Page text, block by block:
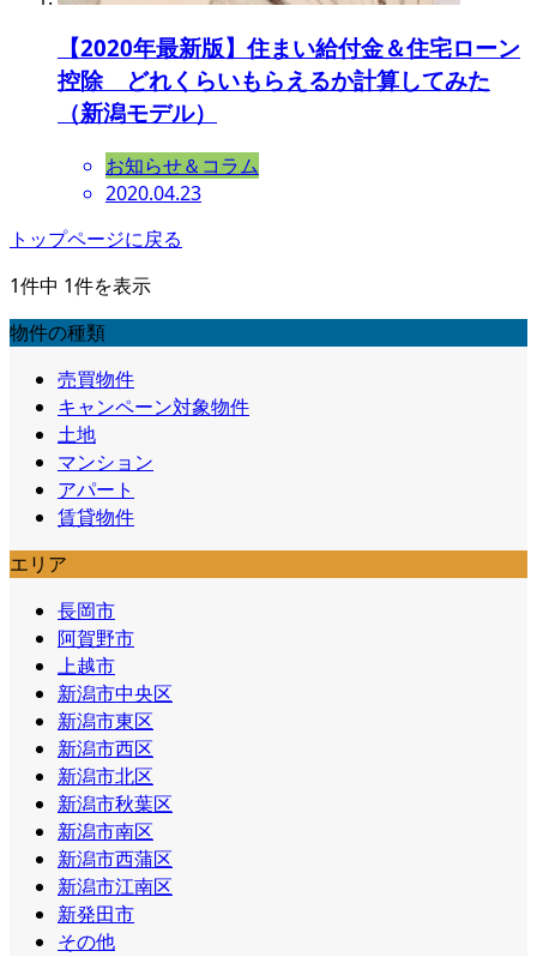
【2020年最新版】住まい給付金＆住宅ローン
控除 どれくらいもらえるか計算してみた
（新潟モデル）
お知らせ＆コラム
2020.04.23
トップページに戻る
1件中 1件を表示
物件の種類
売買物件
キャンペーン対象物件
土地
マンション
アパート
賃貸物件
エリア
長岡市
阿賀野市
上越市
新潟市中央区
新潟市東区
新潟市西区
新潟市北区
新潟市秋葉区
新潟市南区
新潟市西蒲区
新潟市江南区
新発田市
その他